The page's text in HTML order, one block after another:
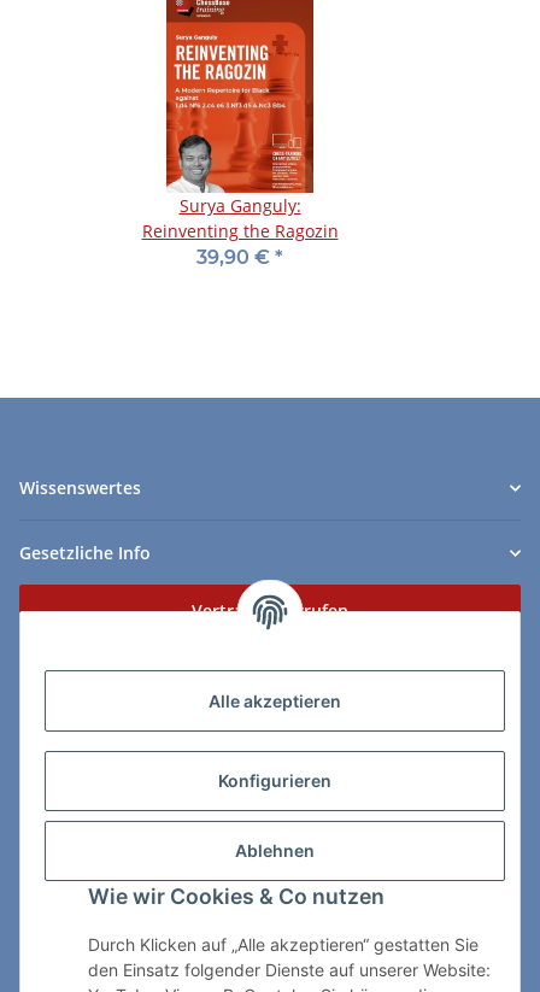
Alle akzeptieren
Konfigurieren
Ablehnen
Wie wir Cookies & Co nutzen
Durch Klicken auf „Alle akzeptieren“ gestatten Sie
den Einsatz folgender Dienste auf unserer Website:
Surya Ganguly:
Reinventing the Ragozin
39,90 € *
Wissenswertes
Gesetzliche Info
Vertrag widerrufen
ChessWare Schachversand
89264 Weissenhorn
Telefon: 0 7309 / 7999